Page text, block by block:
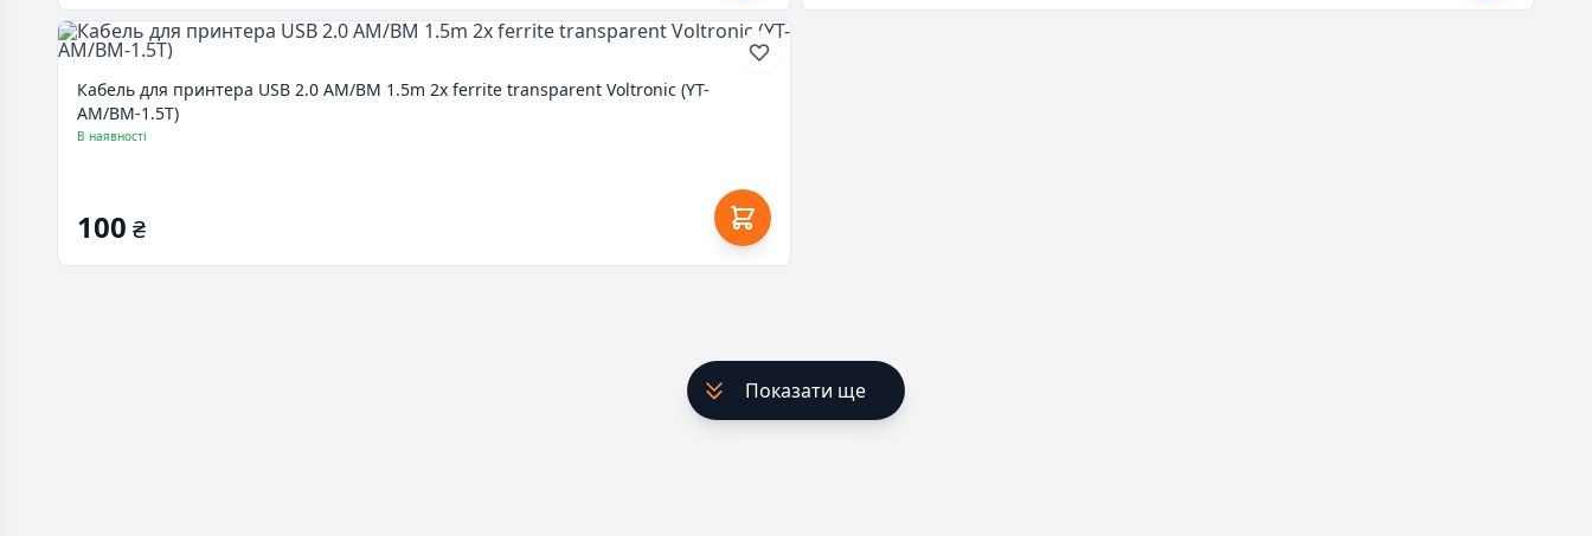
Кабель для принтера USB 2.0 AM/BM 1.5m 2x ferrite transparent Voltronic (YT-
AM/BM-1.5T)
В наявності
100 ₴
Показати ще